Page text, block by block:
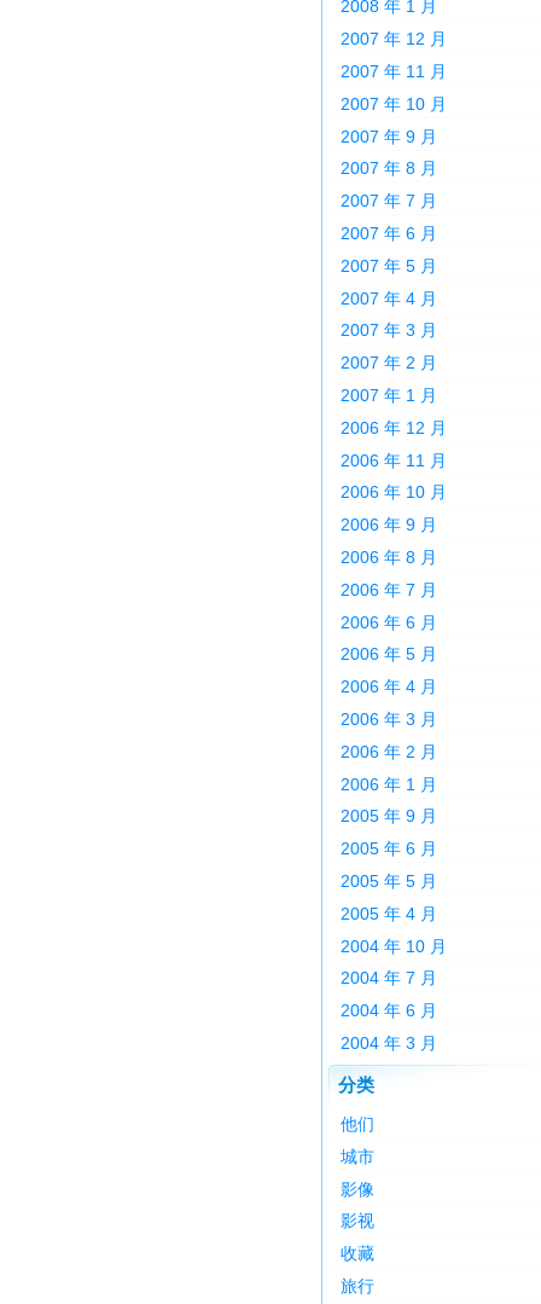
2008 年 1 月
2007 年 12 月
2007 年 11 月
2007 年 10 月
2007 年 9 月
2007 年 8 月
2007 年 7 月
2007 年 6 月
2007 年 5 月
2007 年 4 月
2007 年 3 月
2007 年 2 月
2007 年 1 月
2006 年 12 月
2006 年 11 月
2006 年 10 月
2006 年 9 月
2006 年 8 月
2006 年 7 月
2006 年 6 月
2006 年 5 月
2006 年 4 月
2006 年 3 月
2006 年 2 月
2006 年 1 月
2005 年 9 月
2005 年 6 月
2005 年 5 月
2005 年 4 月
2004 年 10 月
2004 年 7 月
2004 年 6 月
2004 年 3 月
分类
他们
城市
影像
影视
收藏
旅行